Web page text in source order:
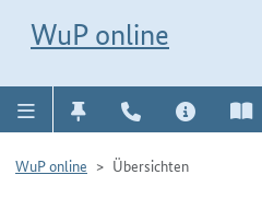
WuP online
WuP online Übersichten